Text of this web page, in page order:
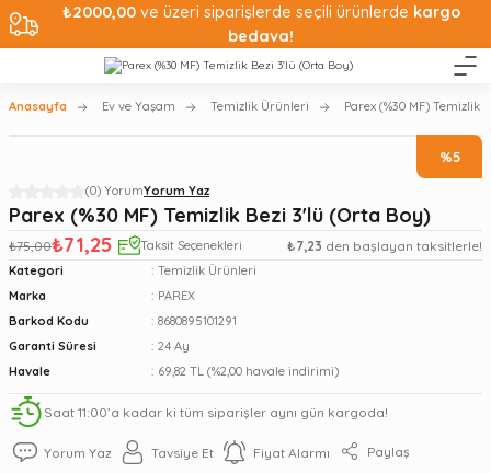
₺2000,00ve üzeri siparişlerde seçili ürünlerde kargo
bedava!
Anasayfa Ev ve Yaşam Temizlik Ürünleri Parex (%30 MF) Temizlik
%5
(0) YorumYorum Yaz
Parex (%30 MF) Temizlik Bezi 3'lü (Orta Boy)
₺75,00₺71,25 Taksit Seçenekleri ₺7,23 den başlayan taksitlerle!
Kategori
Temizlik Ürünleri
Marka
PAREX
Barkod Kodu
8680895101291
Garanti Süresi
24 Ay
Havale
69,82 TL (%2,00 havale indirimi)
Saat 11:00’a kadar ki tüm siparişler aynı gün kargoda!
Yorum Yaz Tavsiye Et Fiyat Alarmı Paylaş